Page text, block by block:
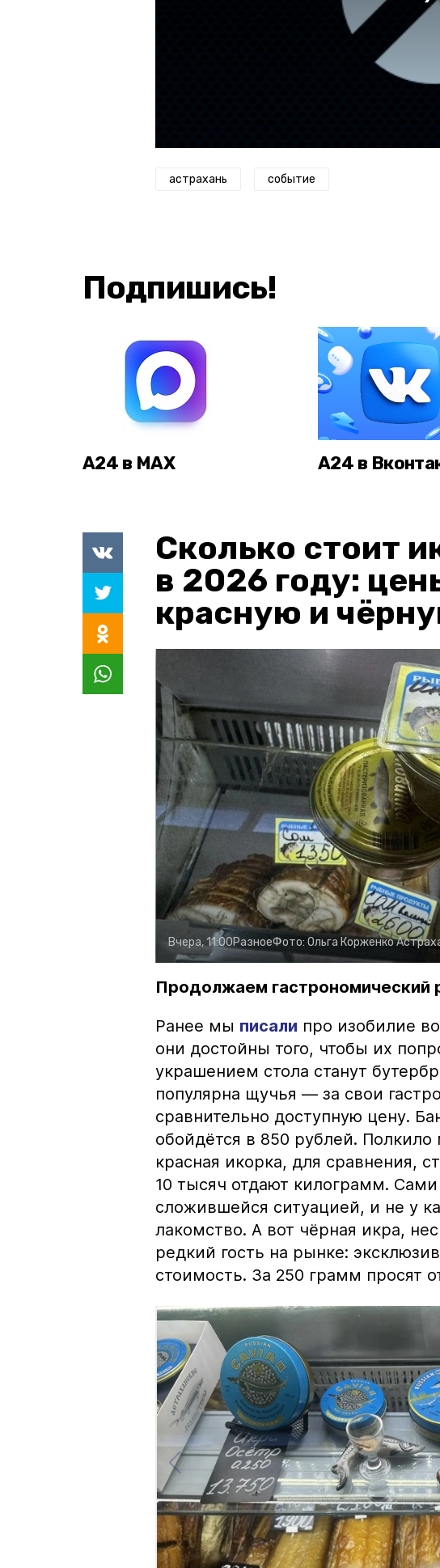
астрахань событие
Подпишись!
А24 в MAX А24 в
Сколько стоит
в 2026 году:
красную и
Вчера, 11:00РазноеФото: Ольга Корженко
Продолжаем гастрономический
Ранее мы писали про изобилие
они достойны того, чтобы их
украшением стола станут
популярна щучья — за свои
сравнительно доступную цену.
обойдётся в 850 рублей.
красная икорка, для сравнения,
10 тысяч отдают килограмм.
сложившейся ситуацией, и не у
лакомство. А вот чёрная икра,
редкий гость на рынке:
стоимость. За 250 грамм просят